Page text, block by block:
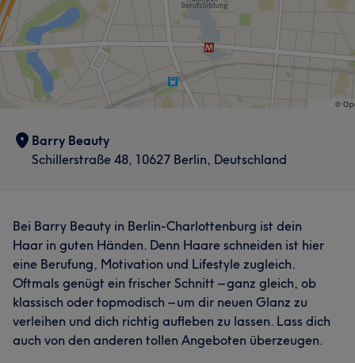
Barry Beauty
Schillerstraße 48, 10627 Berlin, Deutschland
Bei Barry Beauty in Berlin-Charlottenburg ist dein
Haar in guten Händen. Denn Haare schneiden ist hier
eine Berufung, Motivation und Lifestyle zugleich.
Oftmals genügt ein frischer Schnitt – ganz gleich, ob
klassisch oder topmodisch – um dir neuen Glanz zu
verleihen und dich richtig aufleben zu lassen. Lass dich
auch von den anderen tollen Angeboten überzeugen.